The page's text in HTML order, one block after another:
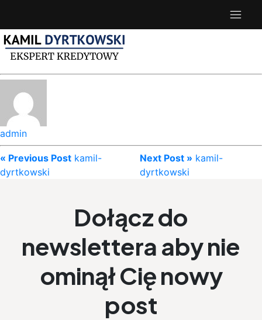
admin
« Previous Post kamil-
dyrtkowski
Next Post » kamil-
dyrtkowski
Dołącz do
newslettera aby nie
ominął Cię nowy
post